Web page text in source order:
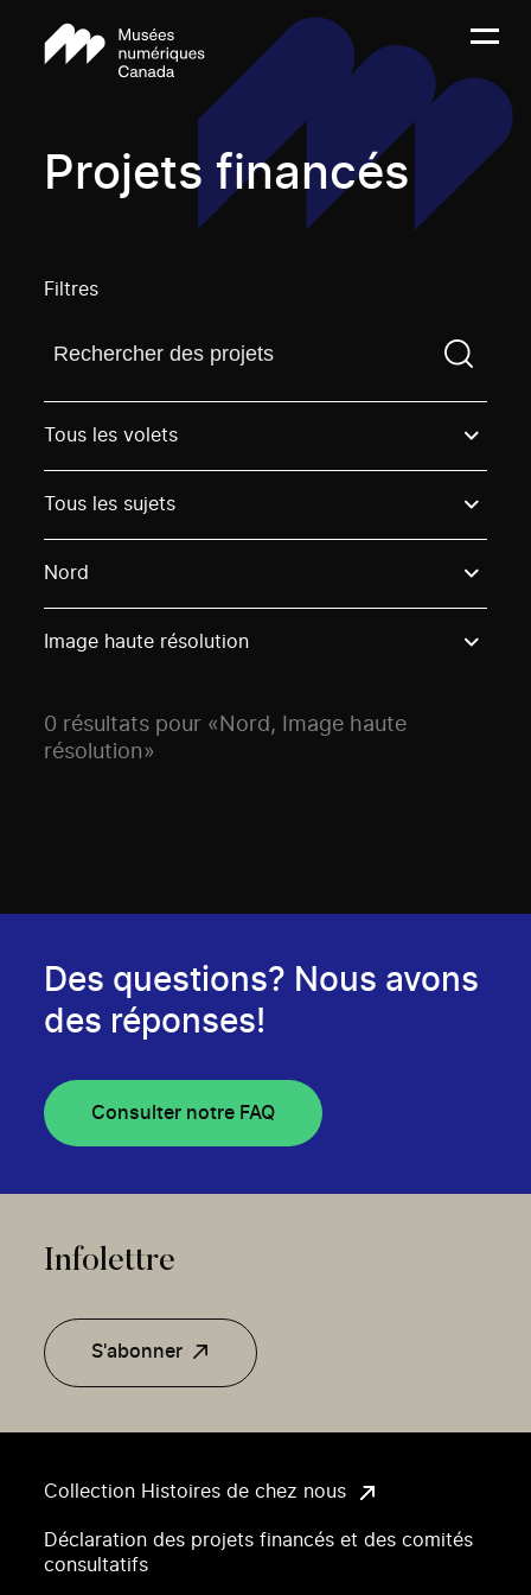
Projets financés
Filtres
Trouvez un projetVous devez saisir un terme de
Tous les volets
Tous les sujets
Nord
Image haute résolution
0 résultats pour «Nord, Image haute
résolution»
Collection Histoires de chez nous
Déclaration des projets financés et des comités
consultatifs
Des questions? Nous avons
des réponses!
Consulter notre FAQ
Infolettre
S'abonner